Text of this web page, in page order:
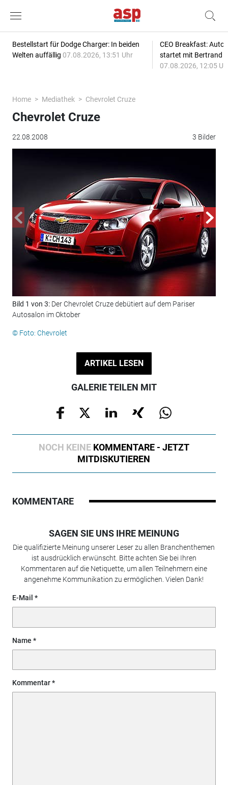
Bestellstart für Dodge Charger: In beiden
Welten auffällig 07.08.2026, 13:51 Uhr
CEO Breakfast:
startet mit Bertrand
07.08.2026, 12:05
Home Mediathek Chevrolet Cruze
22.08.2008 3 Bilder
Chevrolet Cruze
Bild 1 von 3: Der Chevrolet Cruze debütiert auf dem Pariser
Autosalon im Oktober
© Foto: Chevrolet
ARTIKEL LESEN
GALERIE TEILEN MIT
NOCH KEINE KOMMENTARE - JETZT
MITDISKUTIEREN
KOMMENTARE
SAGEN SIE UNS IHRE MEINUNG
Die qualifizierte Meinung unserer Leser zu allen Branchenthemen
ist ausdrücklich erwünscht. Bitte achten Sie bei Ihren
Kommentaren auf die Netiquette, um allen Teilnehmern eine
angenehme Kommunikation zu ermöglichen. Vielen Dank!
E-Mail
Name
Kommentar